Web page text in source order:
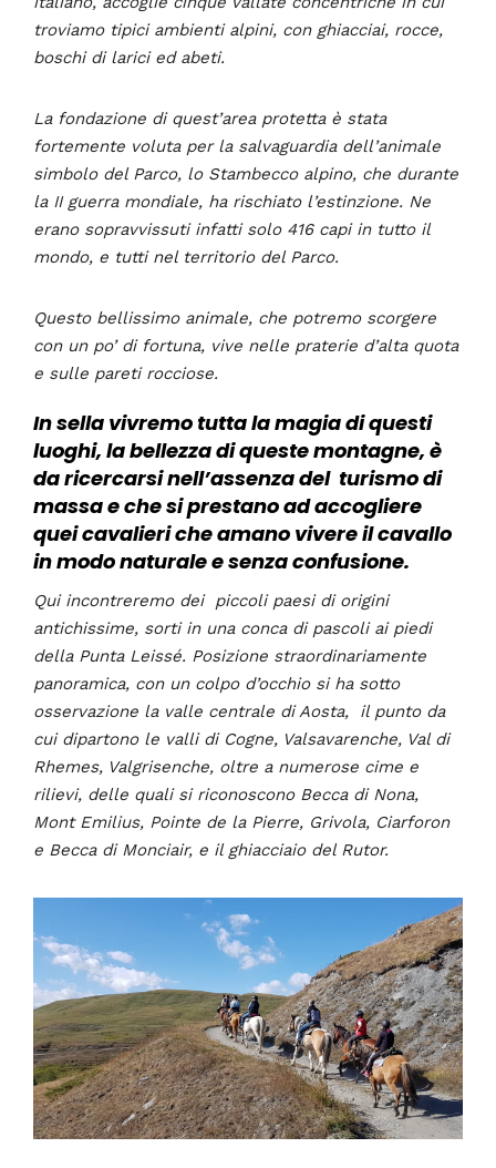
troviamo tipici ambienti alpini, con ghiacciai, rocce,
boschi di larici ed abeti.
La fondazione di quest’area protetta è stata
fortemente voluta per la salvaguardia dell’animale
simbolo del Parco, lo Stambecco alpino, che durante
la II guerra mondiale, ha rischiato l’estinzione. Ne
erano sopravvissuti infatti solo 416 capi in tutto il
mondo, e tutti nel territorio del Parco.
Questo bellissimo animale, che potremo scorgere
con un po’di fortuna, vive nelle praterie d’alta quota
e sulle pareti rocciose.
In sella vivremo tutta la magia di questi
luoghi, la bellezza di queste montagne, è
da ricercarsi nell’assenza del turismo di
massa e che si prestano ad accogliere
quei cavalieri che amano vivere il cavallo
in modo naturale e senza confusione.
Qui incontreremo dei piccoli paesi di origini
antichissime, sorti in una conca di pascoli ai piedi
della Punta Leissé. Posizione straordinariamente
panoramica, con un colpo d’occhio si ha sotto
osservazione la valle centrale di Aosta, il punto da
cui dipartono le valli di Cogne, Valsavarenche, Val di
Rhemes, Valgrisenche, oltre a numerose cime e
rilievi, delle quali si riconoscono Becca di Nona,
Mont Emilius, Pointe de la Pierre, Grivola, Ciarforon
e Becca di Monciair, e il ghiacciaio del Rutor.